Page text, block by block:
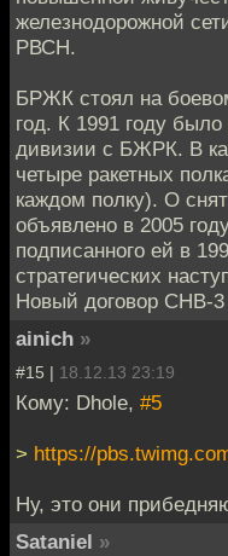
железнодорожной
РВСН.
БРЖК стоял на
год. К 1991 году было
дивизии с БЖРК. В
четыре ракетных
каждом полку). О
объявлено в 2005
подписанного ей в
стратегических
Новый договор СНВ-
ainich »
#15 | 18.12.13 23:19
Кому: Dhole, #5
> https://
Ну, это они
Sataniel »